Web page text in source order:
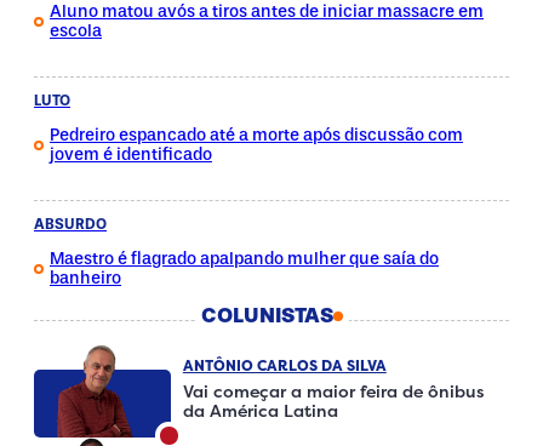
Aluno matou avós a tiros antes de iniciar massacre em
escola
LUTO
Pedreiro espancado até a morte após discussão com
jovem é identificado
ABSURDO
Maestro é flagrado apalpando mulher que saía do
banheiro
COLUNISTAS
ANTÔNIO CARLOS DA SILVA
Vai começar a maior feira de ônibus
da América Latina